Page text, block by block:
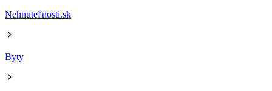
Nehnuteľnosti.sk
Byty